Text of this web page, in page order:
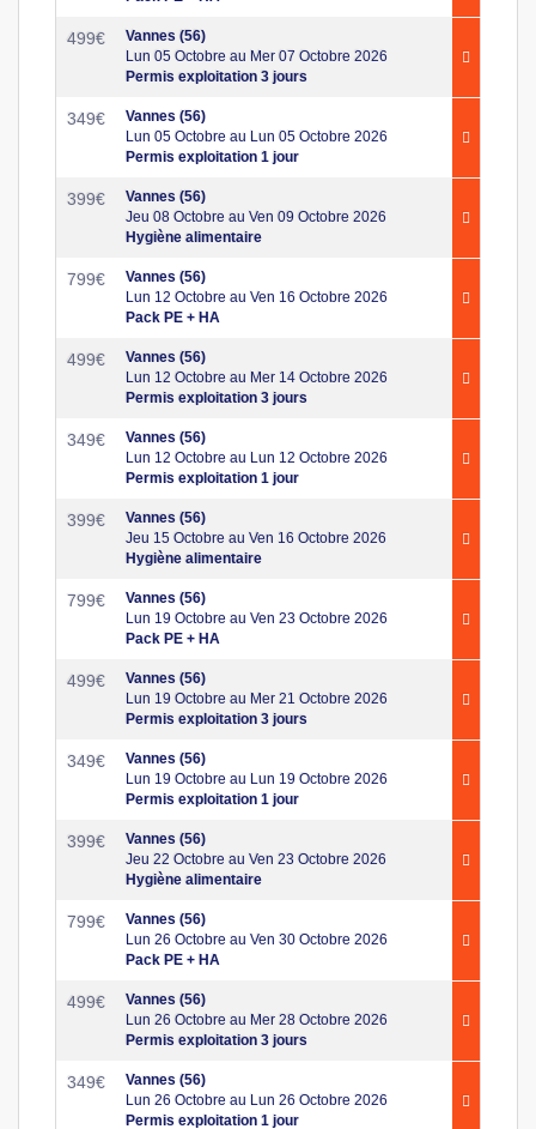
499€
Vannes (56)
Lun 05 Octobre au Mer 07 Octobre 2026
Permis exploitation 3 jours
349€
Vannes (56)
Lun 05 Octobre au Lun 05 Octobre 2026
Permis exploitation 1 jour
399€
Vannes (56)
Jeu 08 Octobre au Ven 09 Octobre 2026
Hygiène alimentaire
799€
Vannes (56)
Lun 12 Octobre au Ven 16 Octobre 2026
Pack PE + HA
499€
Vannes (56)
Lun 12 Octobre au Mer 14 Octobre 2026
Permis exploitation 3 jours
349€
Vannes (56)
Lun 12 Octobre au Lun 12 Octobre 2026
Permis exploitation 1 jour
399€
Vannes (56)
Jeu 15 Octobre au Ven 16 Octobre 2026
Hygiène alimentaire
799€
Vannes (56)
Lun 19 Octobre au Ven 23 Octobre 2026
Pack PE + HA
499€
Vannes (56)
Lun 19 Octobre au Mer 21 Octobre 2026
Permis exploitation 3 jours
349€
Vannes (56)
Lun 19 Octobre au Lun 19 Octobre 2026
Permis exploitation 1 jour
399€
Vannes (56)
Jeu 22 Octobre au Ven 23 Octobre 2026
Hygiène alimentaire
799€
Vannes (56)
Lun 26 Octobre au Ven 30 Octobre 2026
Pack PE + HA
499€
Vannes (56)
Lun 26 Octobre au Mer 28 Octobre 2026
Permis exploitation 3 jours
349€
Vannes (56)
Lun 26 Octobre au Lun 26 Octobre 2026
Permis exploitation 1 jour